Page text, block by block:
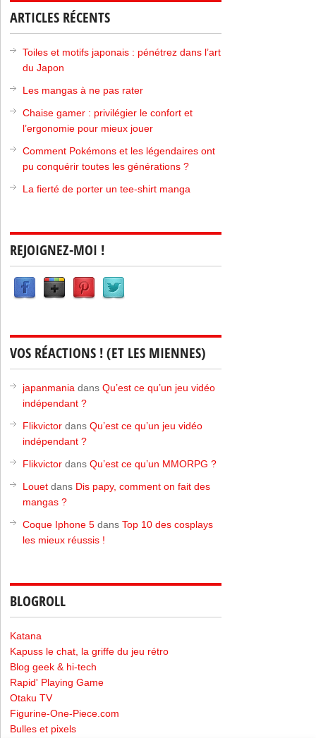
ARTICLES RÉCENTS
Toiles et motifs japonais : pénétrez dans l’art
du Japon
Les mangas à ne pas rater
Chaise gamer : privilégier le confort et
l’ergonomie pour mieux jouer
Comment Pokémons et les légendaires ont
pu conquérir toutes les générations ?
La fierté de porter un tee-shirt manga
REJOIGNEZ-MOI !
VOS RÉACTIONS ! (ET LES MIENNES)
japanmania dansQu’est ce qu’un jeu vidéo
indépendant ?
Flikvictor dansQu’est ce qu’un jeu vidéo
indépendant ?
Flikvictor dansQu’est ce qu’un MMORPG ?
Louet dans Dis papy, comment on fait des
mangas ?
Coque Iphone 5 dansTop 10 des cosplays
les mieux réussis !
BLOGROLL
Katana
Kapuss le chat, la griffe du jeu rétro
Blog geek & hi-tech
Rapid' Playing Game
Otaku TV
Figurine-One-Piece.com
Bulles et pixels